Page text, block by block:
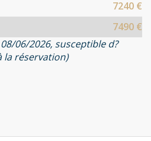
7240 €
7490 €
06/2026, susceptible d?
la réservation)